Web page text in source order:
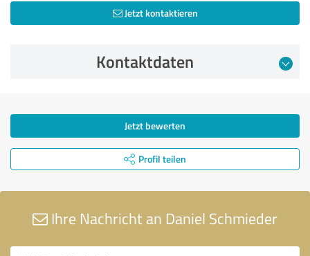
Jetzt kontaktieren
Kontaktdaten
Jetzt bewerten
Profil teilen
Ihre Nachricht an Daniel Schmieder